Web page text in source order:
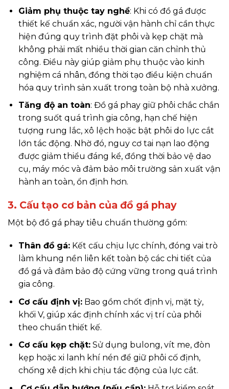
Giảm phụ thuộc tay nghề: Khi có đồ gá được
thiết kế chuẩn xác, người vận hành chỉ cần thực
hiện đúng quy trình đặt phôi và kẹp chặt mà
không phải mất nhiều thời gian căn chỉnh thủ
công. Điều này giúp giảm phụ thuộc vào kinh
nghiệm cá nhân, đồng thời tạo điều kiện chuẩn
hóa quy trình sản xuất trong toàn bộ nhà xưởng.
Tăng độ an toàn: Đồ gá phay giữ phôi chắc chắn
trong suốt quá trình gia công, hạn chế hiện
tượng rung lắc, xô lệch hoặc bật phôi do lực cắt
lớn tác động. Nhờ đó, nguy cơ tai nạn lao động
được giảm thiểu đáng kể, đồng thời bảo vệ dao
cụ, máy móc và đảm bảo môi trường sản xuất vận
hành an toàn, ổn định hơn.
3. Cấu tạo cơ bản của đồ gá phay
Một bộ đồ gá phay tiêu chuẩn thường gồm:
Thân đồ gá:Kết cấu chịu lực chính, đóng vai trò
làm khung nền liên kết toàn bộ các chi tiết của
đồ gá và đảm bảo độ cứng vững trong quá trình
gia công.
Cơ cấu định vị:Bao gồm chốt định vị, mặt tỳ,
khối V, giúp xác định chính xác vị trí của phôi
theo chuẩn thiết kế.
Cơ cấu kẹp chặt:Sử dụng bulong, vít me, đòn
kẹp hoặc xi lanh khí nén để giữ phôi cố định,
chống xê dịch khi chịu tác động của lực cắt.